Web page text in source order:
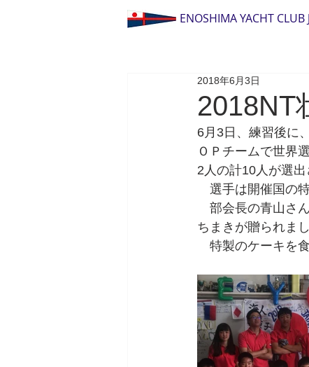
ENOSHIMA YACHT CLUB
2018NT
2018年6月3日
6月3日、練習後に
ＯＰチームで世界
2人の計10人が選出
選手は開催国の
部会長の青山さ
ちまきが贈られまし
特製のケーキを